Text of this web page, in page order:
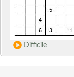
Difficile